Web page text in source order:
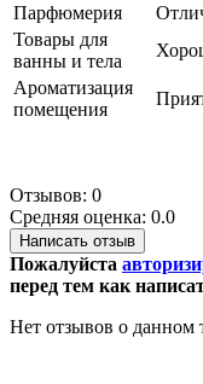
Парфюмерия
Товары для
ванны и тела
Ароматизация
помещения
Отзывов: 0
Средняя оценка: 0.0
Написать отзыв
Пожалуйста
перед тем как
Нет отзывов о данном